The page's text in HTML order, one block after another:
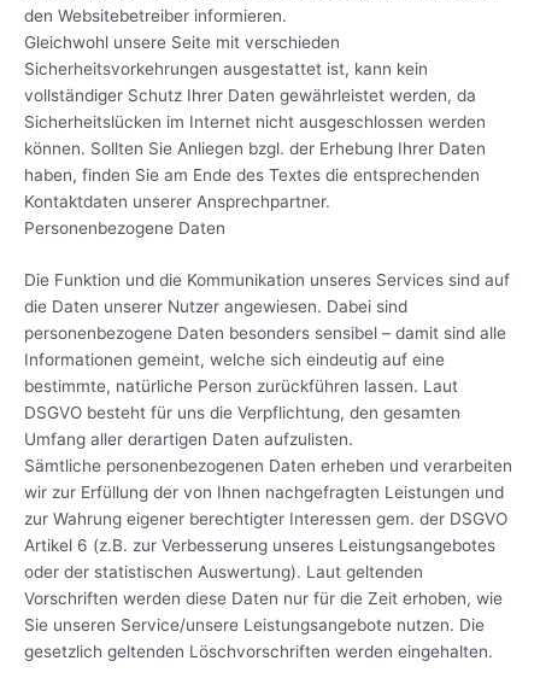
den Websitebetreiber informieren.
Gleichwohl unsere Seite mit verschieden
Sicherheitsvorkehrungen ausgestattet ist, kann kein
vollständiger Schutz Ihrer Daten gewährleistet werden, da
Sicherheitslücken im Internet nicht ausgeschlossen werden
können. Sollten Sie Anliegen bzgl. der Erhebung Ihrer Daten
haben, finden Sie am Ende des Textes die entsprechenden
Kontaktdaten unserer Ansprechpartner.
Personenbezogene Daten
Die Funktion und die Kommunikation unseres Services sind auf
die Daten unserer Nutzer angewiesen. Dabei sind
personenbezogene Daten besonders sensibel – damit sind alle
Informationen gemeint, welche sich eindeutig auf eine
bestimmte, natürliche Person zurückführen lassen. Laut
DSGVO besteht für uns die Verpflichtung, den gesamten
Umfang aller derartigen Daten aufzulisten.
Sämtliche personenbezogenen Daten erheben und verarbeiten
wir zur Erfüllung der von Ihnen nachgefragten Leistungen und
zur Wahrung eigener berechtigter Interessen gem. der DSGVO
Artikel 6 (z.B. zur Verbesserung unseres Leistungsangebotes
oder der statistischen Auswertung). Laut geltenden
Vorschriften werden diese Daten nur für die Zeit erhoben, wie
Sie unseren Service/unsere Leistungsangebote nutzen. Die
gesetzlich geltenden Löschvorschriften werden eingehalten.